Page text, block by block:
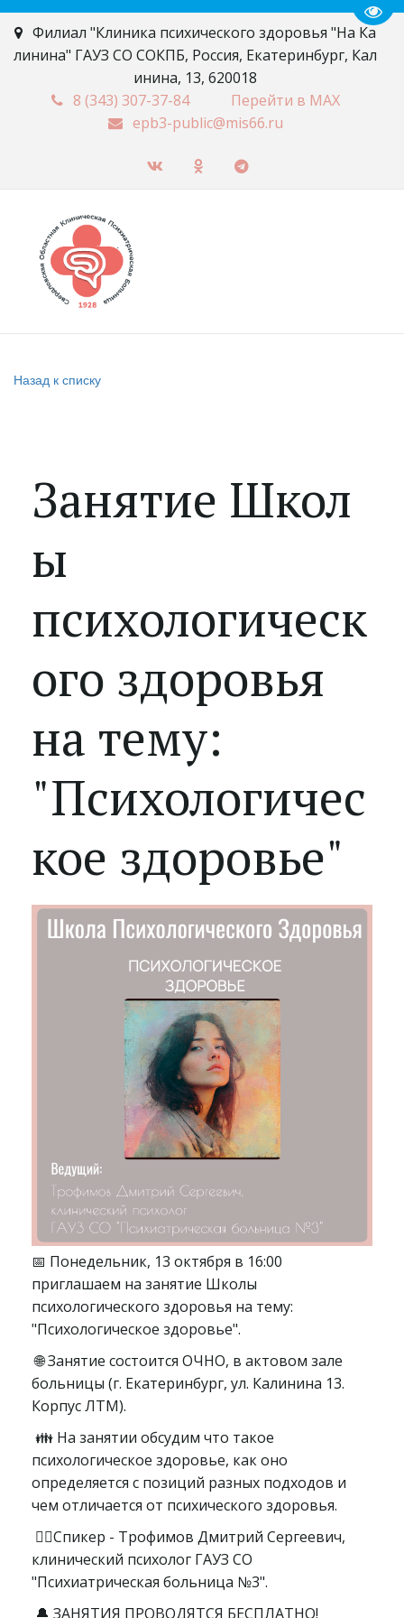
Филиал "Клиника психического здоровья "На Ка
линина" ГАУЗ СО СОКПБ, Россия, Екатеринбург, Кал
инина, 13, 620018
8 (343) 307-37-84
Перейти в MAX
epb3-public@mis66.ru
Назад к списку
Занятие Школ
ы
психологическ
ого здоровья
на тему:
"Психологичес
кое здоровье"
📅 Понедельник, 13 октября в 16:00
приглашаем на занятие Школы
психологического здоровья на тему:
"Психологическое здоровье".
🌐 Занятие состоится ОЧНО, в актовом зале
больницы (г. Екатеринбург, ул. Калинина 13.
Корпус ЛТМ).
👪 На занятии обсудим что такое
психологическое здоровье, как оно
определяется с позиций разных подходов и
чем отличается от психического здоровья.
👨‍⚕Спикер - Трофимов Дмитрий Сергеевич,
клинический психолог ГАУЗ СО
"Психиатрическая больница №3".
🔔 ЗАНЯТИЯ ПРОВОДЯТСЯ БЕСПЛАТНО!